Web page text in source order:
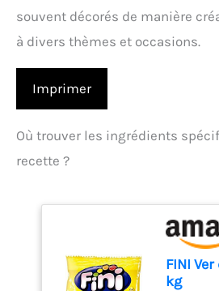
souvent décorés de manière
à divers thèmes et occasions.
Imprimer
Où trouver les ingrédients
recette ?
FINI
kg